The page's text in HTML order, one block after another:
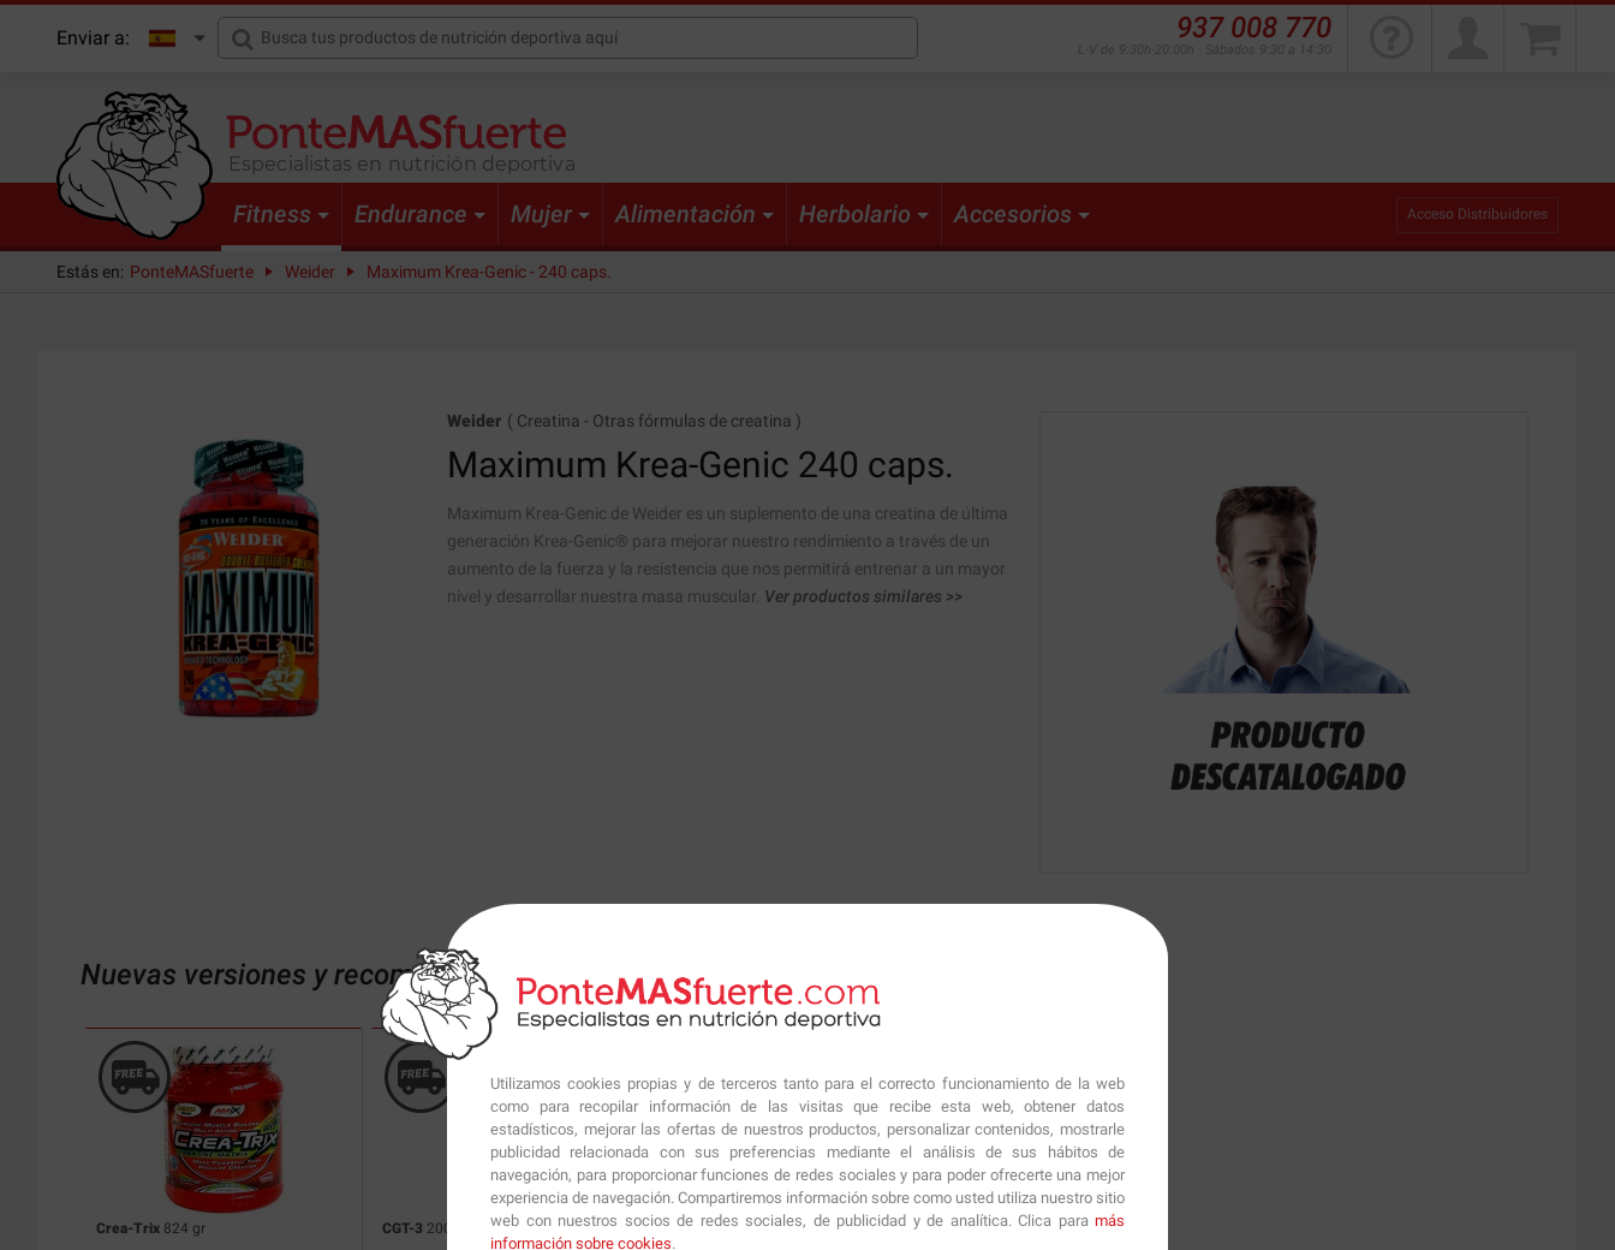
Utilizamos cookies propias y de terceros tanto para el correcto funcionamiento de la web
como para recopilar información de las visitas que recibe esta web, obtener datos
estadísticos, mejorar las ofertas de nuestros productos, personalizar contenidos, mostrarle
publicidad relacionada con sus preferencias mediante el análisis de sus hábitos de
navegación, para proporcionar funciones de redes sociales y para poder ofrecerte una mejor
experiencia de navegación. Compartiremos información sobre como usted utiliza nuestro sitio
web con nuestros socios de redes sociales, de publicidad y de analítica. Clica para más
información sobre cookies.
Enviar a: 937 008 770
Especialistas en nutrición deportiva
Fitness Endurance Mujer Alimentación Herbolario Accesorios Acceso Distribuidores
Estás en: PonteMASfuerte Weider Maximum Krea-Genic - 240 caps.
Weider ( Creatina - Otras fórmulas de creatina )
Maximum Krea-Genic 240 caps.
Maximum Krea-Genic de Weider es un suplemento de una creatina de última
generación Krea-Genic® para mejorar nuestro rendimiento a través de un
aumento de la fuerza y la resistencia que nos permitirá entrenar a un mayor
nivel y desarrollar nuestra masa muscular. Ver productos similares >>
Nuevas versiones y recomendaciones de nuestros nutricionistas.
Crea-Trix 824 gr CGT-3 200 caps.